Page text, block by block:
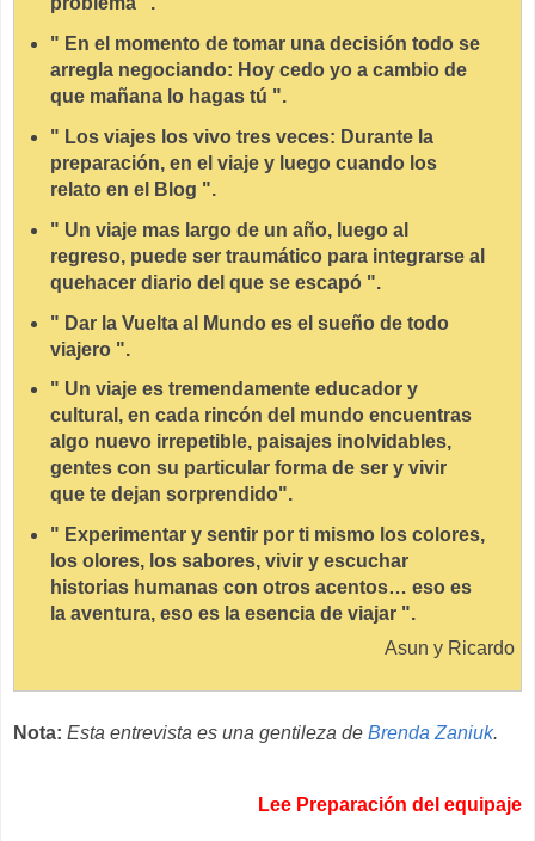
" En el momento de tomar una decisión todo se
arregla negociando: Hoy cedo yo a cambio de
que mañana lo hagas tú ".
" Los viajes los vivo tres veces: Durante la
preparación, en el viaje y luego cuando los
relato en el Blog ".
" Un viaje mas largo de un año, luego al
regreso, puede ser traumático para integrarse al
quehacer diario del que se escapó ".
" Dar la Vuelta al Mundo es el sueño de todo
viajero ".
" Un viaje es tremendamente educador y
cultural, en cada rincón del mundo encuentras
algo nuevo irrepetible, paisajes inolvidables,
gentes con su particular forma de ser y vivir
que te dejan sorprendido".
" Experimentar y sentir por ti mismo los colores,
los olores, los sabores, vivir y escuchar
historias humanas con otros acentos… eso es
la aventura, eso es la esencia de viajar ".
Asun y Ricardo
Nota: Esta entrevista es una gentileza de Brenda Zaniuk.
Lee Preparación del equipaje